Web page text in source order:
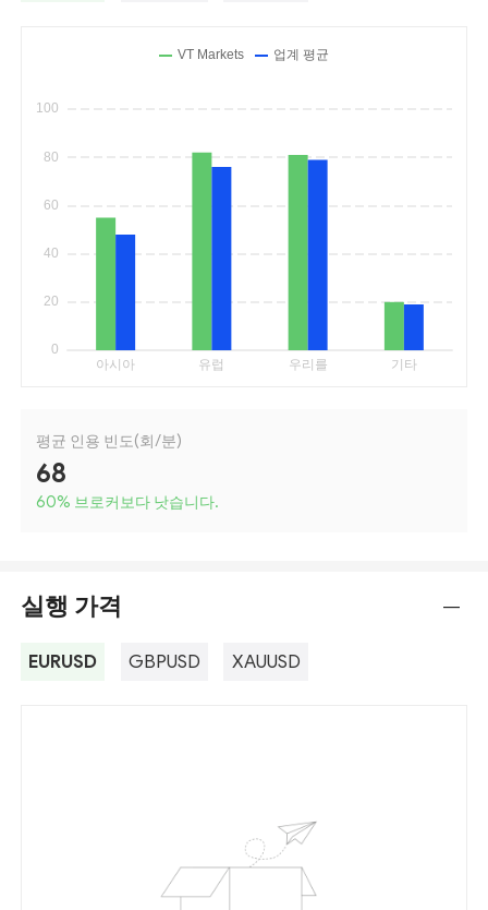
평균 인용 빈도(회/분)
68
60% 브로커보다 낫습니다.
실행 가격 ---
EURUSD GBPUSD XAUUSD